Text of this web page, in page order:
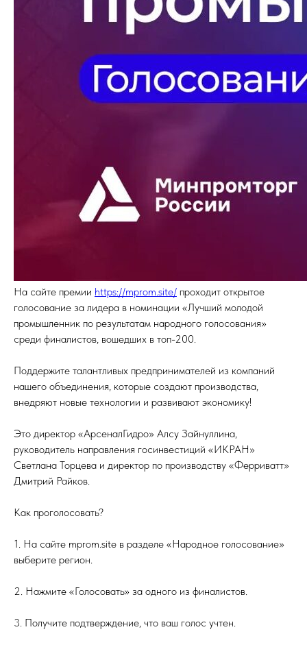
На сайте премии https://mprom.site/ проходит открытое
голосование за лидера в номинации «Лучший молодой
промышленник по результатам народного голосования»
среди финалистов, вошедших в топ-200.
Поддержите талантливых предпринимателей из компаний
нашего объединения, которые создают производства,
внедряют новые технологии и развивают экономику!
Это директор «АрсеналГидро» Алсу Зайнуллина,
руководитель направления госинвестиций «ИКРАН»
Светлана Торцева и директор по производству «Ферриватт»
Дмитрий Райков.
Как проголосовать?
1. На сайте mprom.site в разделе «Народное голосование»
выберите регион.
2. Нажмите «Голосовать» за одного из финалистов.
3. Получите подтверждение, что ваш голос учтен.